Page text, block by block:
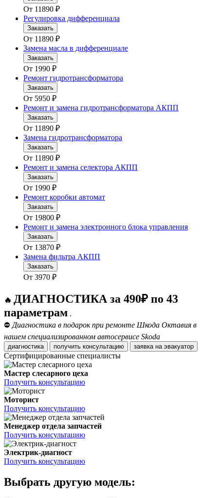
От 11890 ₽
Регулировка дифференциала
Заказать
От 11890 ₽
Замена масла в дифференциале
Заказать
От 1990 ₽
Ремонт гидротрансформатора
Заказать
От 5950 ₽
Ремонт и замена гидротрансформатора АКПП
Заказать
От 11890 ₽
Замена гидротрансформатора
Заказать
От 11890 ₽
Ремонт и замена селектора АКПП
Заказать
От 1990 ₽
Ремонт коробки автомат
Заказать
От 19800 ₽
Ремонт и замена электронного блока управления
Заказать
От 13870 ₽
Замена фильтра АКПП
Заказать
От 3970 ₽
🔥 ДИАГНОСТИКА за 490₽ по 43
параметрам .
⛔ Диагностика в подарок при ремонте Шкода Октавия в
нашем специализированном автосервисе Skoda
диагностика получить консультацию заявка на эвакуатор
Сертифицированные специалисты
Мастер слесарного цеха
Получить консультацию
Моторист
Получить консультацию
Менеджер отдела запчастей
Получить консультацию
Электрик-диагност
Получить консультацию
Выбрать другую модель: